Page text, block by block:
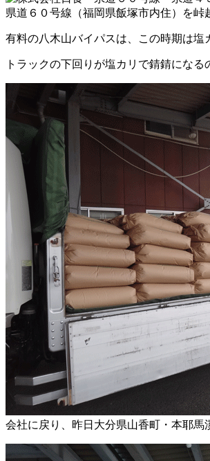
県道６０号線（福岡県飯塚市内住）を
有料の八木山バイパスは、この時期は塩
トラックの下回りが塩カリで錆錆にな
会社に戻り、昨日大分県山香町・本耶